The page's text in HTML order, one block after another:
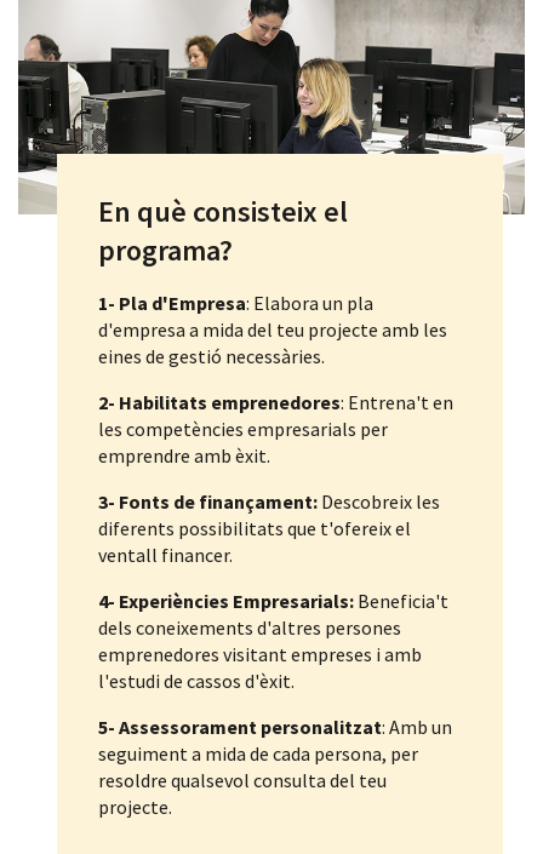
En què consisteix el
programa?
1- Pla d'Empresa: Elabora un pla
d'empresa a mida del teu projecte amb les
eines de gestió necessàries.
2- Habilitats emprenedores: Entrena't en
les competències empresarials per
emprendre amb èxit.
3- Fonts de finançament:Descobreix les
diferents possibilitats que t'ofereix el
ventall financer.
4- Experiències Empresarials:Beneficia't
dels coneixements d'altres persones
emprenedores visitant empreses i amb
l'estudi de cassos d'èxit.
5- Assessorament personalitzat: Amb un
seguiment a mida de cada persona, per
resoldre qualsevol consulta del teu
projecte.